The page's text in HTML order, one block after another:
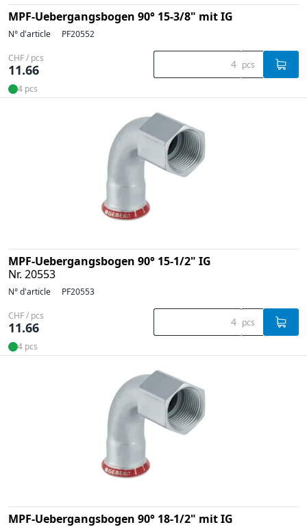
MPF-Uebergangsbogen 90° 15-3/8" mit IG
N° d'article PF20552
CHF / pcs
11.66 pcs
4 pcs
MPF-Uebergangsbogen 90° 15-1/2" IG
Nr. 20553
N° d'article PF20553
CHF / pcs
11.66 pcs
4 pcs
MPF-Uebergangsbogen 90° 18-1/2" mit IG